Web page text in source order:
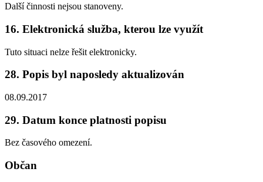
Další činnosti nejsou stanoveny.
16. Elektronická služba, kterou lze využít
Tuto situaci nelze řešit elektronicky.
28. Popis byl naposledy aktualizován
08.09.2017
29. Datum konce platnosti popisu
Bez časového omezení.
Občan